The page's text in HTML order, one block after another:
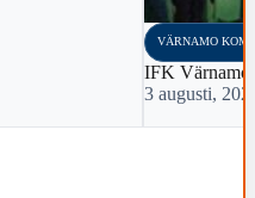
VÄRNAMO
IFK Värnamo
3 augusti,